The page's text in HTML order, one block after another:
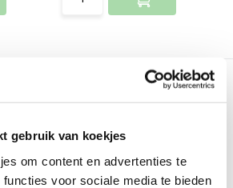
gebruik van koekjes
om content en advertenties te
voor sociale media te bieden